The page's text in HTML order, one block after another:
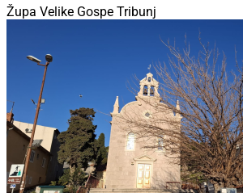
Župa Velike Gospe Tribunj